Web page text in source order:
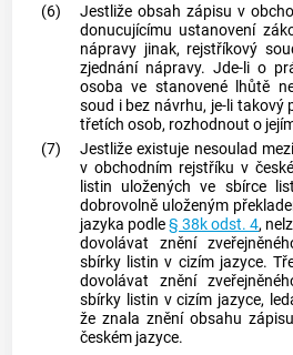
(6)
Jestliže obsah zápisu v
donucujícímu ustanovení
nápravy jinak, rejstříkový
zjednání nápravy. Jde-li o
osoba ve stanovené lhůtě
soud i bez návrhu, je-li
třetích osob, rozhodnout o
(7)
Jestliže existuje nesoulad
v obchodním rejstříku v
listin uložených ve sbírce
dobrovolně uloženým
jazyka podle§ 38k odst. 4,
dovolávat znění
sbírky listin v cizím jazyce.
dovolávat znění
sbírky listin v cizím jazyce,
že znala znění obsahu
českém jazyce.